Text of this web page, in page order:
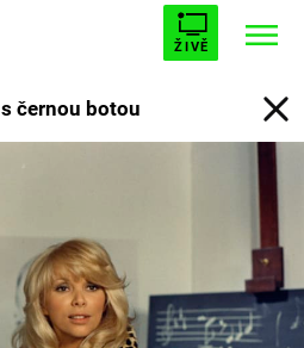
ŽIVĚ
PŘEMOŽITELKA UPÍRŮ
černou botou